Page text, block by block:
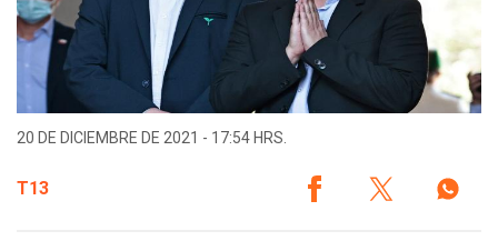
20 DE DICIEMBRE DE 2021 - 17:54 HRS.
T13